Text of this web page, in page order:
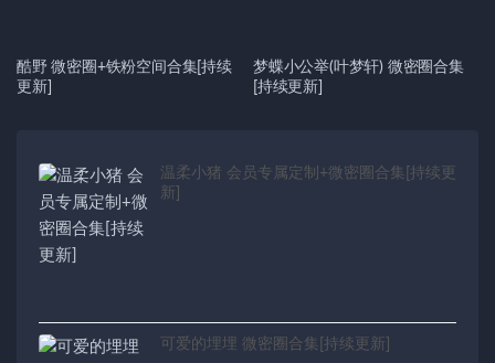
酷野 微密圈+铁粉空间合集[持续
更新]
梦蝶小公举(叶梦轩) 微密圈合集
[持续更新]
温柔小猪 会员专属定制+微密圈合集[持续更
新]
可爱的埋埋 微密圈合集[持续更新]